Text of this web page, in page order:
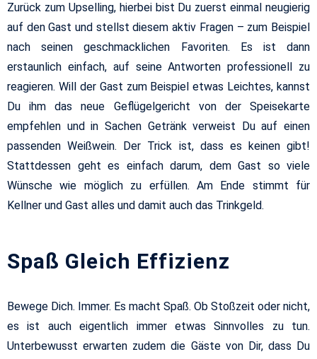
Zurück zum Upselling, hierbei bist Du zuerst einmal neugierig
auf den Gast und stellst diesem aktiv Fragen – zum Beispiel
nach seinen geschmacklichen Favoriten. Es ist dann
erstaunlich einfach, auf seine Antworten professionell zu
reagieren. Will der Gast zum Beispiel etwas Leichtes, kannst
Du ihm das neue Geflügelgericht von der Speisekarte
empfehlen und in Sachen Getränk verweist Du auf einen
passenden Weißwein. Der Trick ist, dass es keinen gibt!
Stattdessen geht es einfach darum, dem Gast so viele
Wünsche wie möglich zu erfüllen. Am Ende stimmt für
Kellner und Gast alles und damit auch das Trinkgeld.
Spaß Gleich Effizienz
Bewege Dich. Immer. Es macht Spaß. Ob Stoßzeit oder nicht,
es ist auch eigentlich immer etwas Sinnvolles zu tun.
Unterbewusst erwarten zudem die Gäste von Dir, dass Du